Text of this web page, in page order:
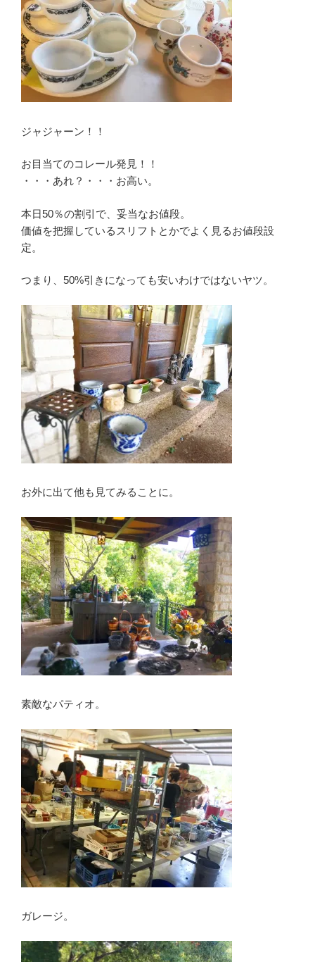
ジャジャーン！！
お目当てのコレール発見！！
・・・あれ？・・・お高い。
本日50％の割引で、妥当なお値段。
価値を把握しているスリフトとかでよく見るお値段設
定。
つまり、50%引きになっても安いわけではないヤツ。
お外に出て他も見てみることに。
素敵なパティオ。
ガレージ。